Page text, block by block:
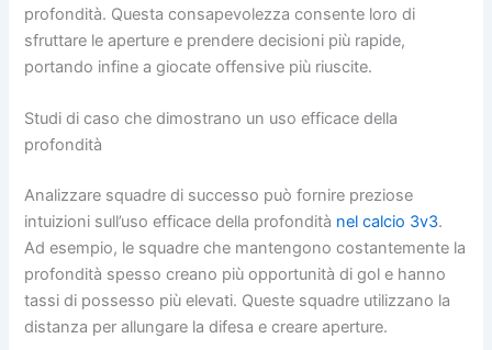
profondità. Questa consapevolezza consente loro di
sfruttare le aperture e prendere decisioni più rapide,
portando infine a giocate offensive più riuscite.
Studi di caso che dimostrano un uso efficace della
profondità
Analizzare squadre di successo può fornire preziose
intuizioni sull’uso efficace della profondità nel calcio 3v3.
Ad esempio, le squadre che mantengono costantemente la
profondità spesso creano più opportunità di gol e hanno
tassi di possesso più elevati. Queste squadre utilizzano la
distanza per allungare la difesa e creare aperture.